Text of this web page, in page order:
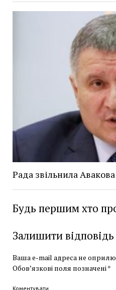
Рада звільнила Авакова
Будь першим хто
Залишити відповідь
Ваша e-mail адреса не
Обов’язкові поля позначені*
Коментувати